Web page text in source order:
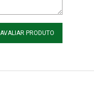
AVALIAR PRODUTO